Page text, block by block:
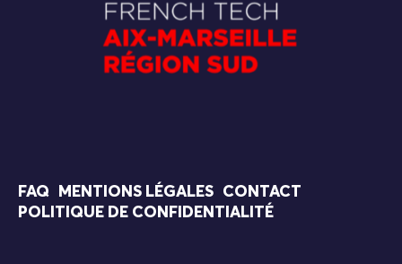
FAQ MENTIONS LÉGALES
CONTACT
POLITIQUE DE CONFIDENTIALITÉ